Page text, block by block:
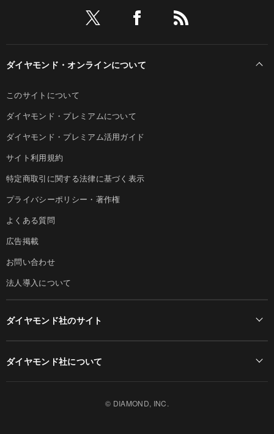
ダイヤモンド・オンラインについて
このサイトについて
ダイヤモンド・プレミアムについて
ダイヤモンド・プレミアム活用ガイド
サイト利用規約
特定商取引に関する法律に基づく表示
プライバシーポリシー・著作権
よくある質問
広告掲載
お問い合わせ
法人導入について
ダイヤモンド社のサイト
ダイヤモンド社について
© DIAMOND, INC.